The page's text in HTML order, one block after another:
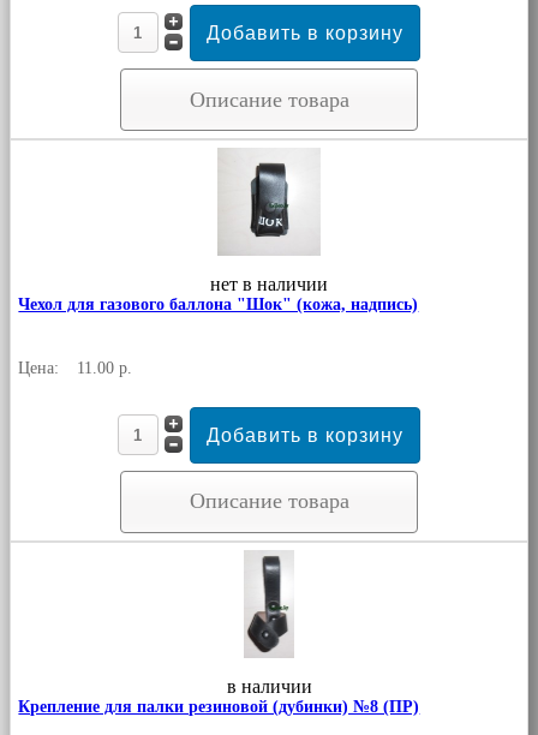
Описание товара
нет в наличии
Чехол для газового баллона "Шок" (кожа, надпись)
Цена: 11.00 р.
Описание товара
в наличии
Крепление для палки резиновой (дубинки) №8 (ПР)